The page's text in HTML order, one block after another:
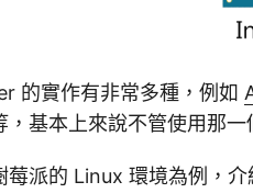
的實作有非常多種，例如
，基本上來說不管使用那
莓派的 Linux 環境為例，介